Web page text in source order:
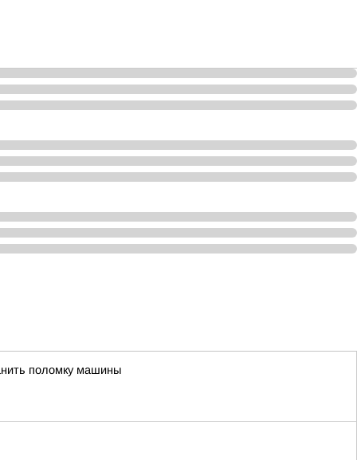
поломку машины